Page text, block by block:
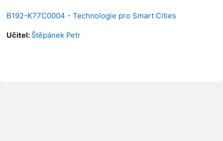
B192-K77C0004 - Technologie pro Smart Cities
Učitel: Štěpánek Petr